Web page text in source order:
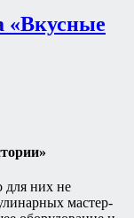
«Вкусные
для них не
мастер-